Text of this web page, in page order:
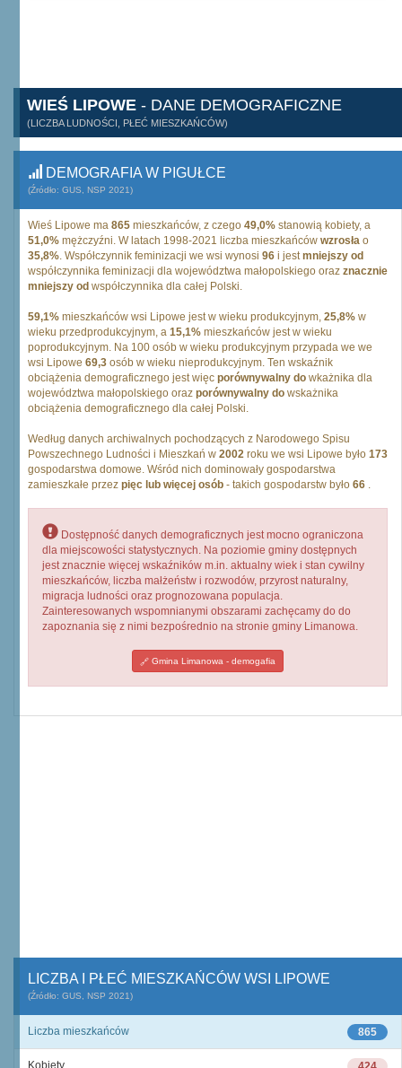
WIEŚ LIPOWE - DANE DEMOGRAFICZNE
(LICZBA LUDNOŚCI, PŁEĆ MIESZKAŃCÓW)
DEMOGRAFIA W PIGUŁCE
(Źródło: GUS, NSP 2021)
Wieś Lipowe ma 865 mieszkańców, z czego 49,0% stanowią kobiety, a
51,0% mężczyźni. W latach 1998-2021 liczba mieszkańców wzrosła o
35,8%. Współczynnik feminizacji we wsi wynosi 96 i jestmniejszy od
współczynnika feminizacji dla województwa małopolskiego oraz znacznie
mniejszy od współczynnika dla całej Polski.
59,1% mieszkańców wsi Lipowe jest w wieku produkcyjnym, 25,8% w
wieku przedprodukcyjnym, a 15,1% mieszkańców jest w wieku
poprodukcyjnym. Na 100 osób w wieku produkcyjnym przypada we we
wsi Lipowe 69,3 osób w wieku nieprodukcyjnym. Ten wskaźnik
obciążenia demograficznego jest więc porównywalny do wkażnika dla
województwa małopolskiego oraz porównywalny do wskażnika
obciążenia demograficznego dla całej Polski.
Według danych archiwalnych pochodzących z Narodowego Spisu
Powszechnego Ludności i Mieszkań w 2002 roku we wsi Lipowe było 173
gospodarstwa domowe. Wśród nich dominowały gospodarstwa
zamieszkałe przez pięc lub więcej osób - takich gospodarstw było 66 .
Dostępność danych demograficznych jest mocno ograniczona
dla miejscowości statystycznych. Na poziomie gminy dostępnych
jest znacznie więcej wskaźników m.in. aktualny wiek i stan cywilny
mieszkańców, liczba małżeństw i rozwodów, przyrost naturalny,
migracja ludności oraz prognozowana populacja.
Zainteresowanych wspomnianymi obszarami zachęcamy do do
zapoznania się z nimi bezpośrednio na stronie gminy Limanowa.
Gmina Limanowa - demogafia
LICZBA I PŁEĆ MIESZKAŃCÓW WSI LIPOWE
(Źródło: GUS, NSP 2021)
865
Liczba mieszkańców
Kobiety